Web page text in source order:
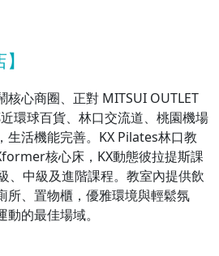
核心商圈、正對 MITSUI OUTLET
環球百貨、林口交流道、桃園機場
生活機能完善。KX Pilates林口教
核心床，KX動態彼拉提斯課
、中級及進階課程。教室內提供飲
所、置物櫃，優雅環境與輕鬆氛
的最佳場域。